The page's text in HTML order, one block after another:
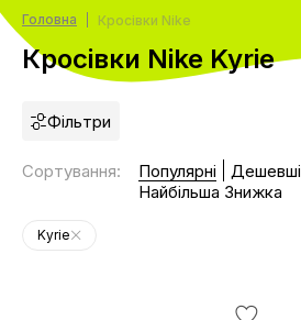
Головна Кросівки Nike
Кросівки Nike Kyrie
Фільтри
Сортування: Популярні Дешевші
Найбільша Знижка
Kyrie